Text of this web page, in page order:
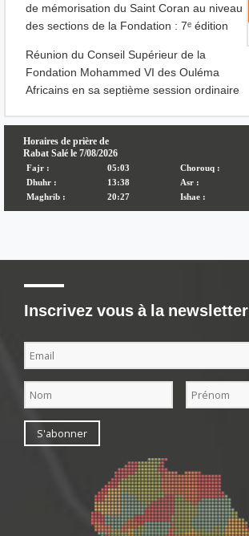
de mémorisation du Saint Coran au niveau
des sections de la Fondation : 7ᵉ édition
Réunion du Conseil Supérieur de la
Fondation Mohammed VI des Ouléma
Africains en sa septième session ordinaire
Inscrivez vous à la newsletter